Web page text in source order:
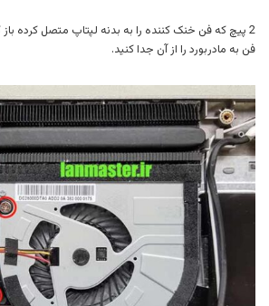
2 پیچ که فن خنک کننده را به بدنه لپتاپ متصل کرده
فن به مادربورد را از آن جدا کنید.